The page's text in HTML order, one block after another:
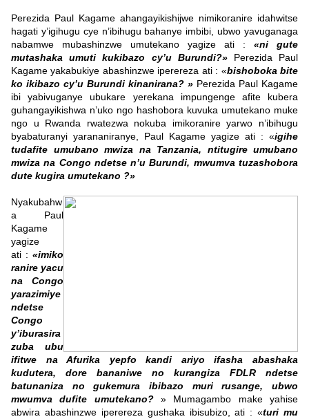
Perezida Paul Kagame ahangayikishijwe nimikoranire idahwitse
hagati y’igihugu cye n’ibihugu bahanye imbibi, ubwo yavuganaga
nabamwe mubashinzwe umutekano yagize ati : «ni gute
mutashaka umuti kukibazo cy’u Burundi?»Perezida Paul
Kagame yakabukiye abashinzwe iperereza ati : «bishoboka bite
ko ikibazo cy’u Burundi kinanirana? » Perezida Paul Kagame
ibi yabivuganye ubukare yerekana impungenge afite kubera
guhangayikishwa n’uko ngo hashobora kuvuka umutekano muke
ngo u Rwanda rwatezwa nokuba imikoranire yarwo n’ibihugu
byabaturanyi yarananiranye, Paul Kagame yagize ati : «igihe
tudafite umubano mwiza na Tanzania, ntitugire umubano
mwiza na Congo ndetse n’u Burundi, mwumva tuzashobora
dute kugira umutekano ?»
Nyakubahw
a Paul
Kagame
yagize
ati : «imiko
ranire yacu
na Congo
yarazimiye
ndetse
Congo
y’iburasira
zuba ubu
ifitwe na Afurika yepfo kandi ariyo ifasha abashaka
kudutera, dore bananiwe no kurangiza FDLR ndetse
batunaniza no gukemura ibibazo muri rusange, ubwo
mwumva dufite umutekano?» Mumagambo make yahise
abwira abashinzwe iperereza gushaka ibisubizo, ati : «turi mu